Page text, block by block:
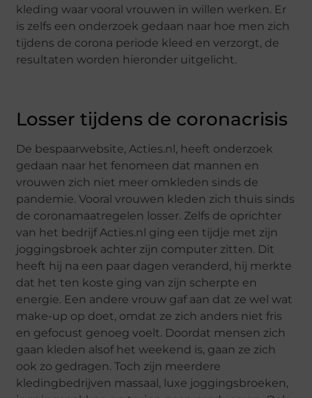
kleding waar vooral vrouwen in willen werken. Er
is zelfs een onderzoek gedaan naar hoe men zich
tijdens de corona periode kleed en verzorgt, de
resultaten worden hieronder uitgelicht.
Losser tijdens de coronacrisis
De bespaarwebsite, Acties.nl, heeft onderzoek
gedaan naar het fenomeen dat mannen en
vrouwen zich niet meer omkleden sinds de
pandemie. Vooral vrouwen kleden zich thuis sinds
de coronamaatregelen losser. Zelfs de oprichter
van het bedrijf Acties.nl ging een tijdje met zijn
joggingsbroek achter zijn computer zitten. Dit
heeft hij na een paar dagen veranderd, hij merkte
dat het ten koste ging van zijn scherpte en
energie. Een andere vrouw gaf aan dat ze wel wat
make-up op doet, omdat ze zich anders niet fris
en gefocust genoeg voelt. Doordat mensen zich
gaan kleden alsof het weekend is, gaan ze zich
ook zo gedragen. Toch zijn meerdere
kledingbedrijven massaal, luxe joggingsbroeken,